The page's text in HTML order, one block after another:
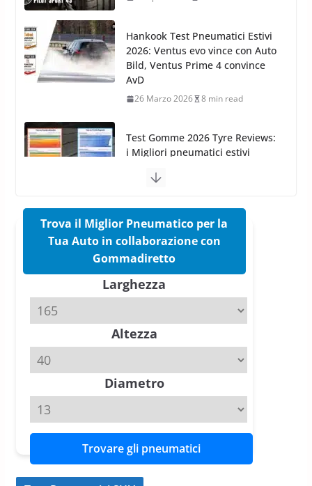
Test Gomme 2026 Tyre Reviews:
i Migliori pneumatici estivi
sportivi a confronto
Pirelli Cinturato 2026: due
confermano il salto tecnico del
Pirelli P Zero Trofeo RS: per
Tyre Reviews è la gomma semi-
slick da battere
Michelin Pilot Sport 4 S – Test
su Range Rover Sport D350 HST
11 Aprile 2026 15 min read
Trova il Miglior Pneumatico per la
Tua Auto in collaborazione con
Gommadiretto
Larghezza
Altezza
Diametro
Trovare gli pneumatici